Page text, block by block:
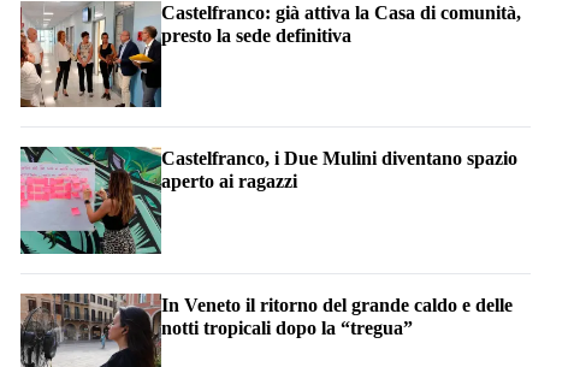
Castelfranco: già attiva la Casa di comunità,
presto la sede definitiva
Castelfranco, i Due Mulini diventano spazio
aperto ai ragazzi
In Veneto il ritorno del grande caldo e delle
notti tropicali dopo la “tregua”